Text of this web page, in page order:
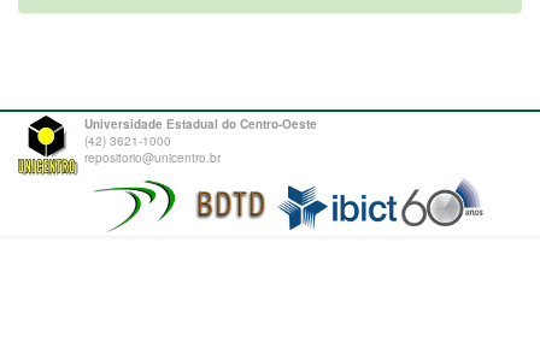
Universidade Estadual do Centro-Oeste
(42) 3621-1000
repositorio@unicentro.br